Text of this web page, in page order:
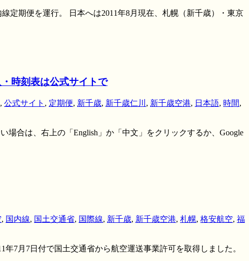
定期便を運行。 日本へは2011年8月現在、札幌（新千歳）・東京
時刻表は公式サイトで
, 公式サイト , 定期便, 新千歳, 新千歳仁川 , 新千歳空港, 日本語, 時間,
場合は、右上の「English」か「中文」をクリックするか、Google
, 国内線, 国土交通省, 国際線, 新千歳, 新千歳空港, 札幌, 格安航空, 福
7月7日付で国土交通省から航空運送事業許可を取得しました。